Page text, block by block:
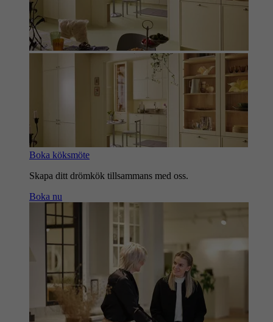
Boka köksmöte
Skapa ditt drömkök tillsammans med oss.
Boka nu